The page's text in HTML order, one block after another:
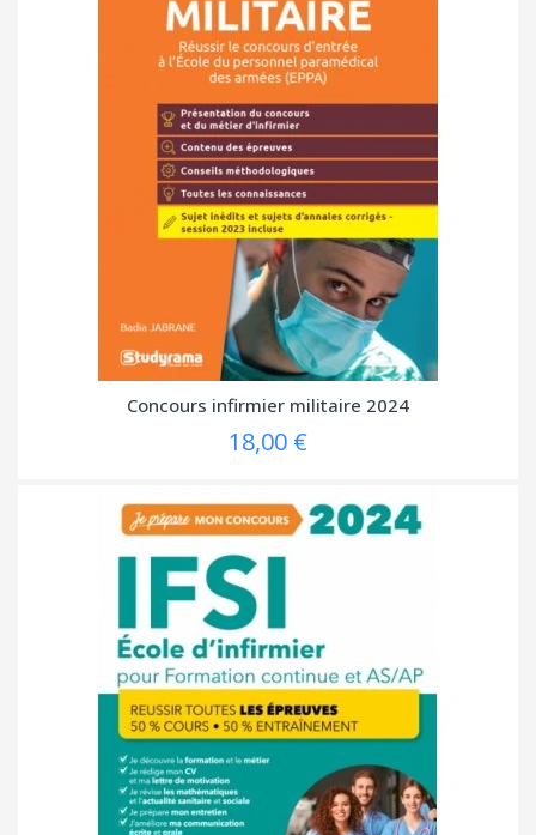
Concours infirmier militaire 2024
18,00 €